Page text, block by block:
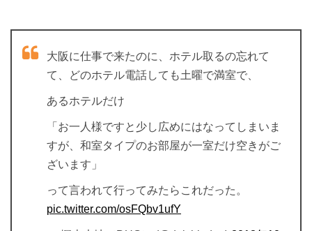
大阪に仕事で来たのに、ホテル取るの忘れて
て、どのホテル電話しても土曜で満室で、
あるホテルだけ
「お一人様ですと少し広めにはなってしまいま
すが、和室タイプのお部屋が一室だけ空きがご
ざいます」
って言われて行ってみたらこれだった。
pic.twitter.com/osFQbv1ufY